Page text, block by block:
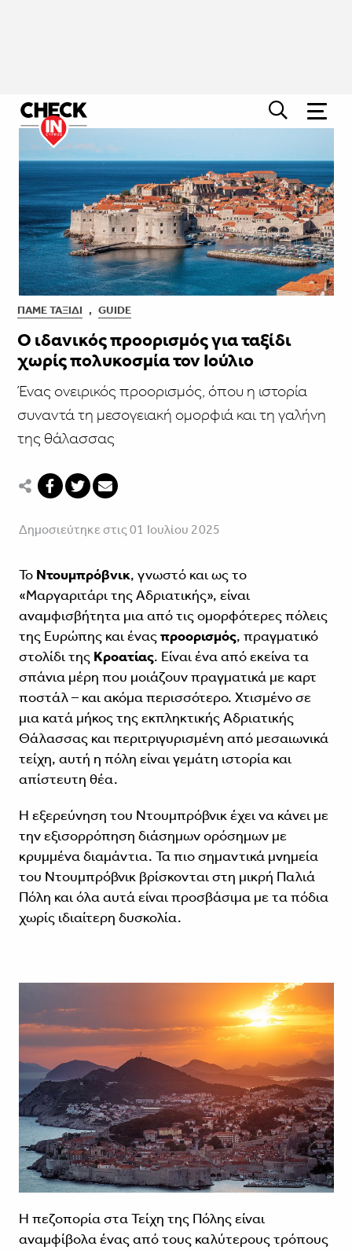
ΠΆΜΕ ΤΑΞΊΔΙ , GUIDE
O ιδανικός προορισμός για ταξίδι
χωρίς πολυκοσμία τον Ιούλιο
Ένας ονειρικός προορισμός, όπου η ιστορία
συναντά τη μεσογειακή ομορφιά και τη γαλήνη
της θάλασσας
Δημοσιεύτηκε στις 01 Ιουλίου 2025
Το Ντουμπρόβνικ, γνωστό και ως το
«Μαργαριτάρι της Αδριατικής», είναι
αναμφισβήτητα μια από τις ομορφότερες πόλεις
της Ευρώπης και ένας προορισμός, πραγματικό
στολίδι της Κροατίας. Είναι ένα από εκείνα τα
σπάνια μέρη που μοιάζουν πραγματικά με καρτ
ποστάλ – και ακόμα περισσότερο. Χτισμένο σε
μια κατά μήκος της εκπληκτικής Αδριατικής
Θάλασσας και περιτριγυρισμένη από μεσαιωνικά
τείχη, αυτή η πόλη είναι γεμάτη ιστορία και
απίστευτη θέα.
Η εξερεύνηση του Ντουμπρόβνικ έχει να κάνει με
την εξισορρόπηση διάσημων ορόσημων με
κρυμμένα διαμάντια. Τα πιο σημαντικά μνημεία
του Ντουμπρόβνικ βρίσκονται στη μικρή Παλιά
Πόλη και όλα αυτά είναι προσβάσιμα με τα πόδια
χωρίς ιδιαίτερη δυσκολία.
Η πεζοπορία στα Τείχη της Πόλης είναι
αναμφίβολα ένας από τους καλύτερους τρόπους